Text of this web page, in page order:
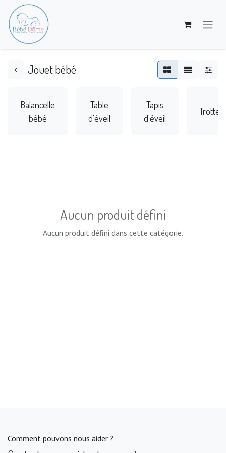
Jouet bébé
Balancelle
bébé
Table
d'éveil
Tapis
d'éveil
Aucun produit défini
Aucun produit défini dans cette catégorie.
Comment pouvons nous aider ?